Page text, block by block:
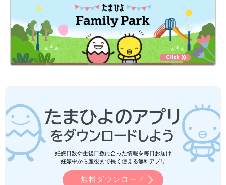
妊娠日数や生後日数に合った情報を毎日お届け
妊娠中から産後まで長く使える無料アプリ
無料ダウンロード